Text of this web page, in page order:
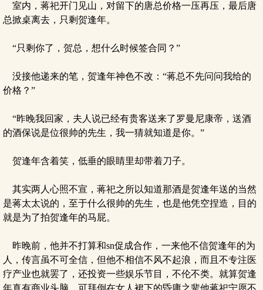
室内，蒋祀开门见山，对留下的唐总价格一压再压，最后唐
总掀桌离去，只剩贺逢年。
“只剩你了，贺总，想什么时候签合同？”
没接他递来的笔，贺逢年神色不改：“蒋总不先问问我给的
价格？”
“昨晚我回家，夫人说已经有贵客送来了罗曼尼康帝，送酒
的酒保说是位很帅的先生，我一猜就知道是你。”
贺逢年含着笑，低垂的眼睛里却带着刀子。
其实两人心照不宣，蒋祀之所以知道那酒是贺逢年送的当然
是蒋太太说的，至于什么很帅的先生，也是他凭空捏造，目的
就是为了拍贺逢年的马屁。
昨晚前，他并不打算和sn促成合作，一来他不信贺逢年的为
人，传言虽不可全信，但他不相信不风不起浪，而且不专注医
疗产业也就罢了，还投资一些娱乐节目，不伦不类。就算贺逢
年真有商业头脑，可拜倒在女人裙下的昏庸之辈他蒋祀宁愿不